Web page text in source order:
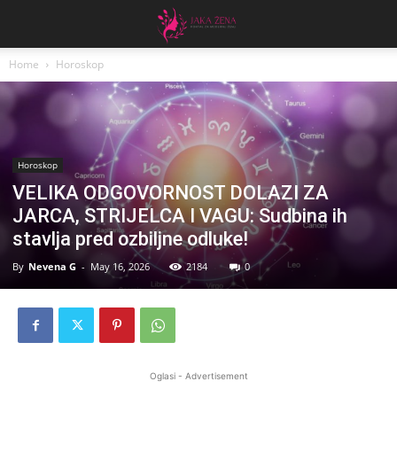
Home Horoskop
Horoskop
VELIKA ODGOVORNOST DOLAZI ZA
JARCA, STRIJELCA I VAGU: Sudbina ih
stavlja pred ozbiljne odluke!
By Nevena G - May 16, 2026 2184 0
Oglasi - Advertisement